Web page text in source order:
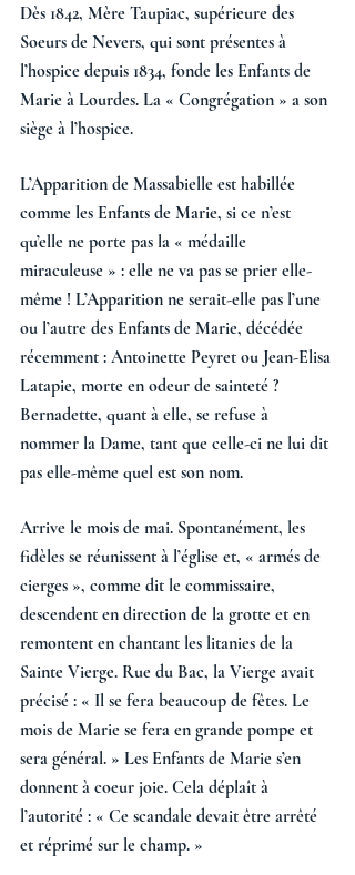
Dès 1842, Mère Taupiac, supérieure des
Soeurs de Nevers, qui sont présentes à
l’hospice depuis 1834, fonde les Enfants de
Marie à Lourdes. La « Congrégation » a son
siège à l’hospice.
L’Apparition de Massabielle est habillée
comme les Enfants de Marie, si ce n’est
qu’elle ne porte pas la « médaille
miraculeuse » : elle ne va pas se prier elle-
même ! L’Apparition ne serait-elle pas l’une
ou l’autre des Enfants de Marie, décédée
récemment : Antoinette Peyret ou Jean-Elisa
Latapie, morte en odeur de sainteté ?
Bernadette, quant à elle, se refuse à
nommer la Dame, tant que celle-ci ne lui dit
pas elle-même quel est son nom.
Arrive le mois de mai. Spontanément, les
fidèles se réunissent à l’église et, « armés de
cierges », comme dit le commissaire,
descendent en direction de la grotte et en
remontent en chantant les litanies de la
Sainte Vierge. Rue du Bac, la Vierge avait
précisé : « Il se fera beaucoup de fêtes. Le
mois de Marie se fera en grande pompe et
sera général. » Les Enfants de Marie s’en
donnent à coeur joie. Cela déplaît à
l’autorité : « Ce scandale devait être arrêté
et réprimé sur le champ. »